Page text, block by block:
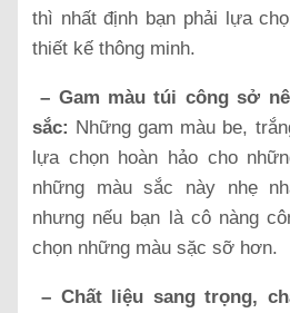
thì nhất định bạn phải lựa
thiết kế thông minh.
– Gam màu túi công sở
sắc: Những gam màu be,
lựa chọn hoàn hảo cho
những màu sắc này nhẹ
nhưng nếu bạn là cô nàng
chọn những màu sặc sỡ hơn.
– Chất liệu sang trọng,